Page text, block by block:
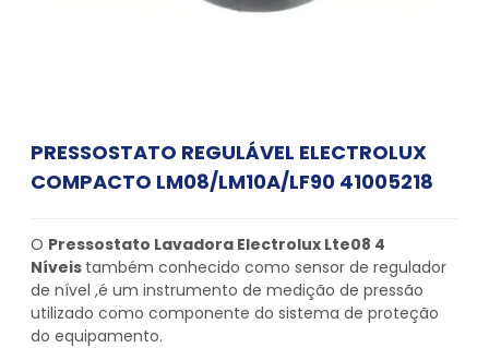
PRESSOSTATO REGULÁVEL ELECTROLUX
COMPACTO LM08/LM10A/LF90 41005218
O Pressostato Lavadora Electrolux Lte08 4
Níveis também conhecido como sensor de regulador
de nível ,é um instrumento de medição de pressão
utilizado como componente do sistema de proteção
do equipamento.